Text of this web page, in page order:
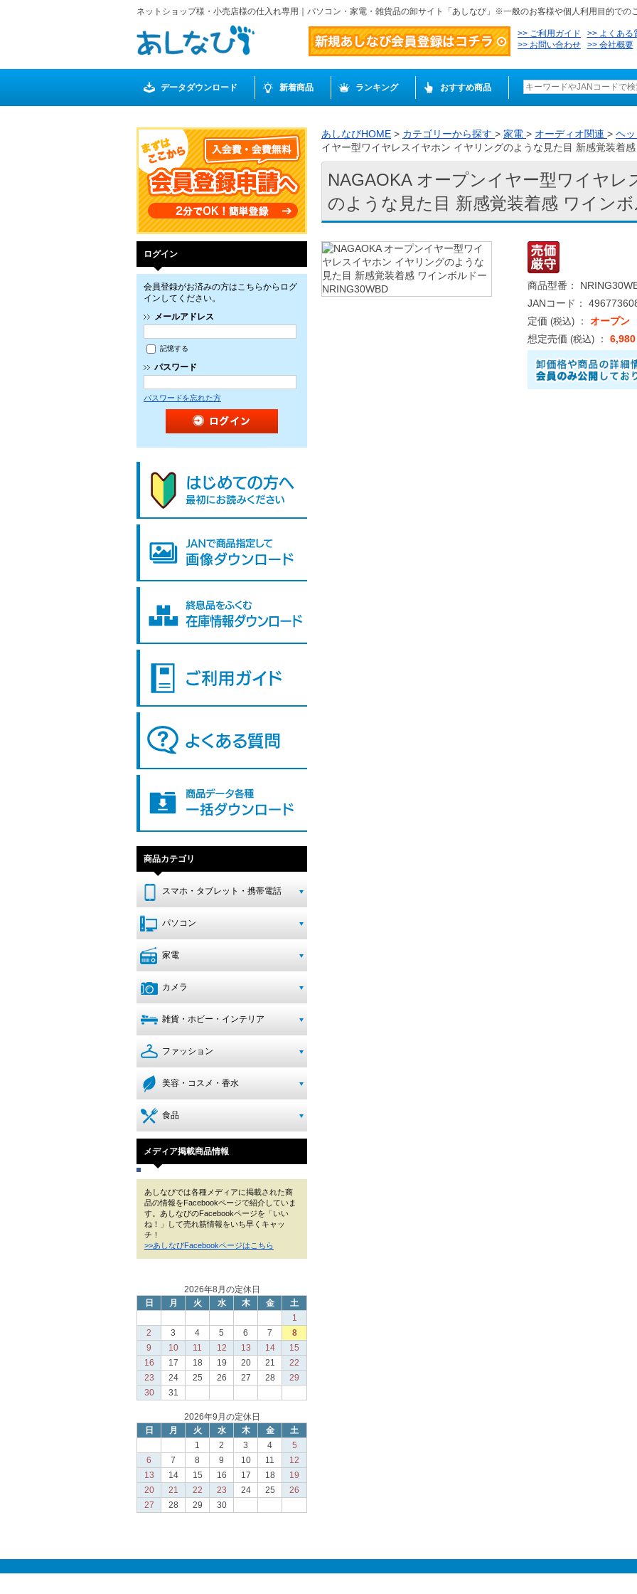
ネットショップ様・小売店様の仕入れ専用｜パソコン・家電・雑貨品の卸サイト「あしなび」※一般のお客様や個人利用目的での
ご利用ガイド
よくある
お問い合わせ
会社概要
データダウンロード 新着商品 ランキング おすすめ商品
ログイン
会員登録がお済みの方はこちらからログ
インしてください。
メールアドレス
記憶する
パスワード
パスワードを忘れた方
商品カテゴリ
スマホ・タブレット・携帯電話
パソコン
家電
カメラ
雑貨・ホビー・インテリア
ファッション
美容・コスメ・香水
食品
メディア掲載商品情報
あしなびでは各種メディアに掲載された商
品の情報をFacebookページで紹介していま
す。あしなびのFacebookページを「いい
ね！」して売れ筋情報をいち早くキャッ
チ！
>>あしなびFacebookページはこちら
2026年8月の定休日
日
月 火 水 木 金
土
1
2
3 4 5 6 7
8
9
10 11 12 13 14
15
16
17 18 19 20 21
22
23
24 25 26 27 28
29
30
31
2026年9月の定休日
日
月 火 水 木 金
土
1
2 3 4
5
6
7 8 9 10 11
12
13
14 15 16 17 18
19
20
21 22 23 24 25
26
27
28 29 30
あしなびHOME > カテゴリーから探す > 家電 > オーディオ関連 > ヘ
イヤー型ワイヤレスイヤホン イヤリングのような見た目 新感覚装着
NAGAOKA オープンイヤー型ワイヤ
のような見た目 新感覚装着感 ワイン
商品型番：
JANコード：
定価 (税込) ： オープン
想定売価 (税込) ：